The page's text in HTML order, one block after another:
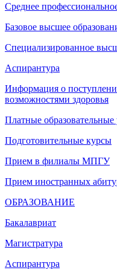
Среднее
Базовое высшее
Специализированное
Аспирантура
Информация о
возможностями здоровья
Платные образовательные
Подготовительные курсы
Прием в филиалы МПГУ
Прием иностранных
ОБРАЗОВАНИЕ
Бакалавриат
Магистратура
Аспирантура